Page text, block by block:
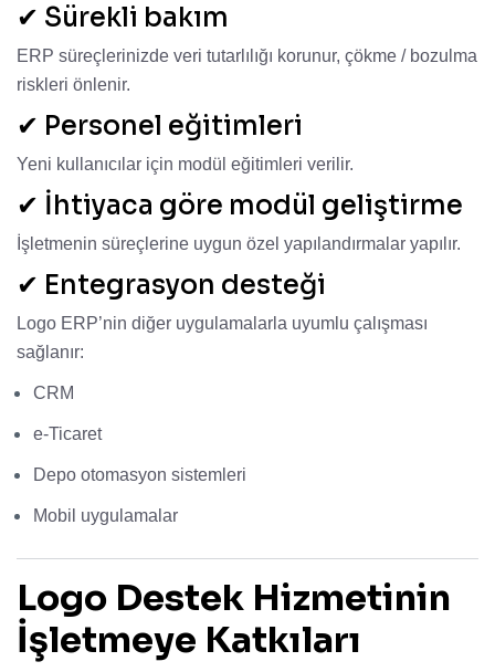
✔ Sürekli bakım
ERP süreçlerinizde veri tutarlılığı korunur, çökme / bozulma
riskleri önlenir.
✔ Personel eğitimleri
Yeni kullanıcılar için modül eğitimleri verilir.
✔ İhtiyaca göre modül geliştirme
İşletmenin süreçlerine uygun özel yapılandırmalar yapılır.
✔ Entegrasyon desteği
Logo ERP’nin diğer uygulamalarla uyumlu çalışması
sağlanır:
CRM
e-Ticaret
Depo otomasyon sistemleri
Mobil uygulamalar
Logo Destek Hizmetinin
İşletmeye Katkıları